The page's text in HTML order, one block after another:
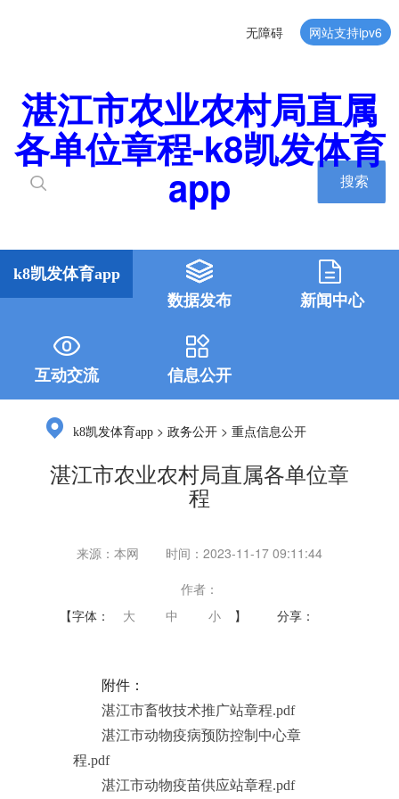
无障碍 网站支持ipv6
湛江市农业农村局直属
各单位章程-k8凯发体育
app 搜索
k8凯发体育app
数据发布
新闻中心
互动交流 信息公开
k8凯发体育app >政务公开 >重点信息公开
湛江市农业农村局直属各单位章
程
来源：本网
时间：2023-11-17 09:11:44
作者：
【字体：
大 中 小 】 分享：
附件：
湛江市畜牧技术推广站章程.pdf
湛江市动物疫病预防控制中心章
程.pdf
湛江市动物疫苗供应站章程.pdf